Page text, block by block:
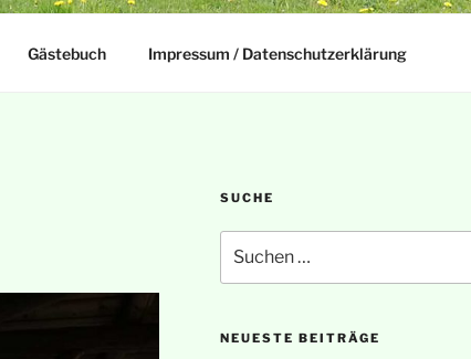
Gästebuch Impressum / Datenschutzerklärung
SUCHE
nach:
NEUESTE BEITRÄGE